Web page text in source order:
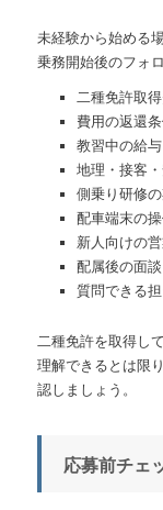
未経験から始める
乗務開始後のフォ
二種免許取
費用の返還
教習中の給与
地理・接客
側乗り研修
配車端末の
新人向けの
配属後の面談
質問できる
二種免許を取得し
理解できるとは限
認しましょう。
応募前チェ